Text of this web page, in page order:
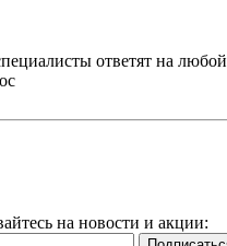
ответят на любой
на новости и акции: